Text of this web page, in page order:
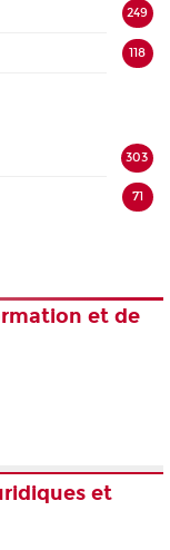
249
118
303
71
et de
et